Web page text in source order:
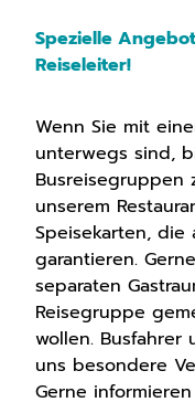
Spezielle
Reiseleiter!
Wenn Sie mit
unterwegs sind,
Busreisegruppen
unserem
Speisekarten, die
garantieren.
separaten
Reisegruppe
wollen. Busfahrer
uns besondere
Gerne